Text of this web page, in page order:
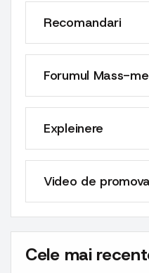
Recomandari
Forumul Mass-
Expleinere
Video de
Cele mai